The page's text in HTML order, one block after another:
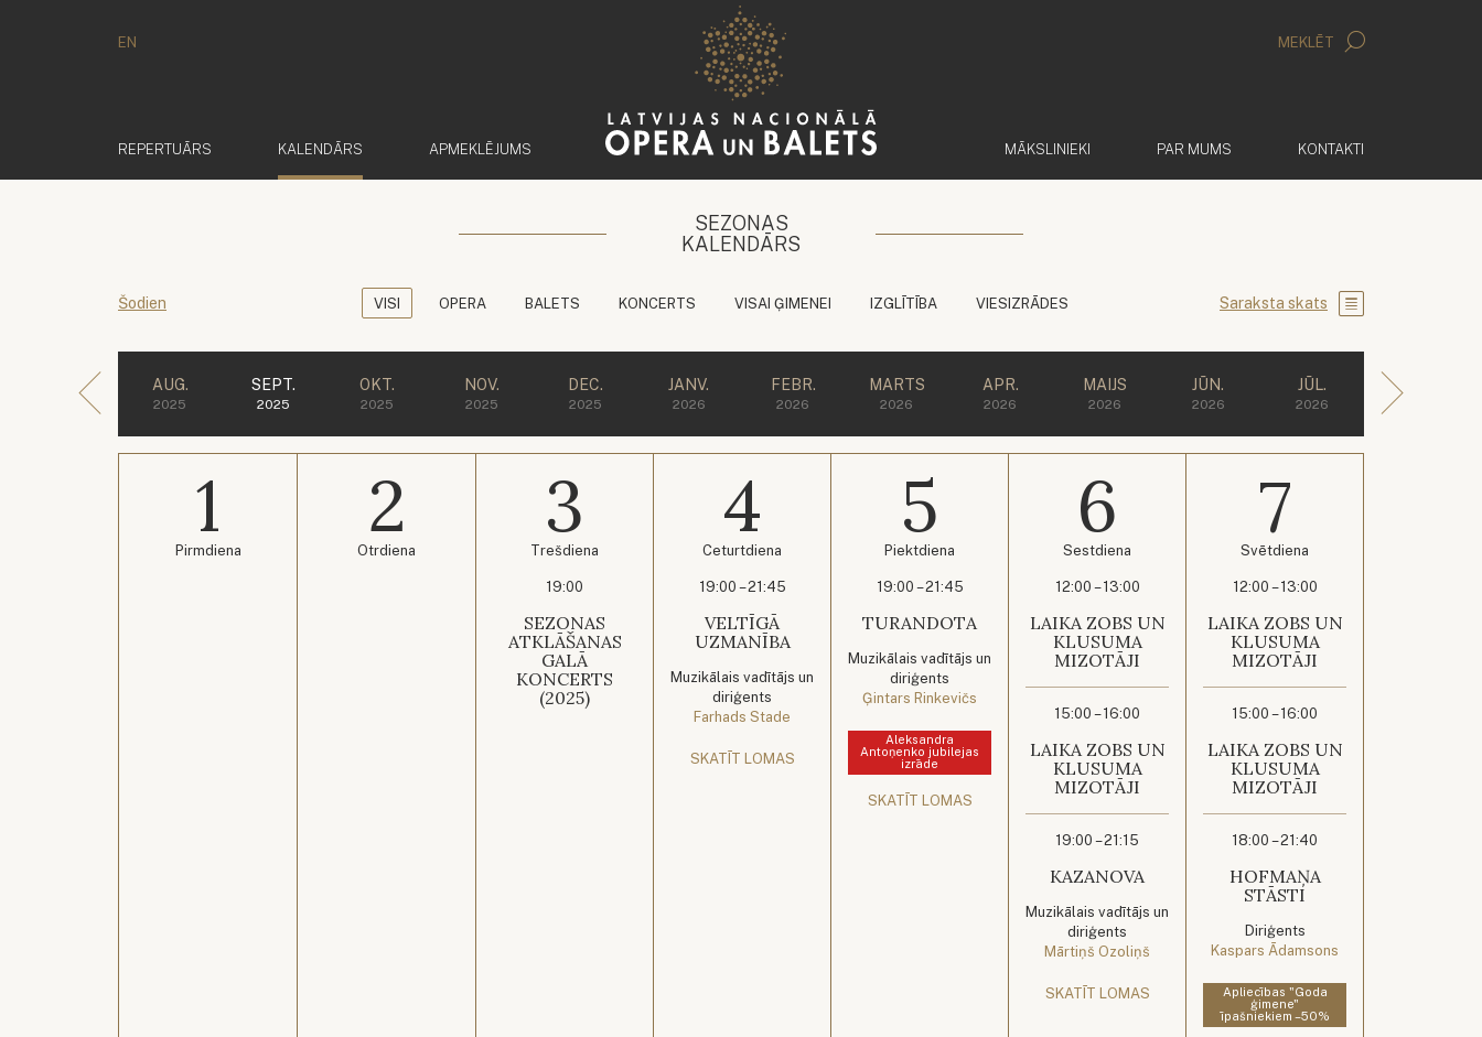
EN MEKLĒT
REPERTUĀRS KALENDĀRS APMEKLĒJUMS MĀKSLINIEKI PAR MUMS KONTAKTI
SEZONAS
KALENDĀRS
Šodien VISI OPERA BALETS KONCERTS VISAI ĢIMENEI IZGLĪTĪBA VIESIZRĀDES Saraksta skats
AUG.
2025
SEPT.
2025
OKT.
2025
NOV.
2025
DEC.
2025
JANV.
2026
FEBR.
2026
MARTS
2026
APR.
2026
MAIJS
2026
JŪN.
2026
JŪL.
2026
1
Pirmdiena 2
Otrdiena 3
Trešdiena
19:00
SEZONAS
ATKLĀŠANAS
GALĀ
KONCERTS
(2025)
4
Ceturtdiena
19:00 – 21:45
VELTĪGĀ
UZMANĪBA
Muzikālais vadītājs un
diriģents
Farhads Stade
SKATĪT LOMAS
5
Piektdiena
19:00 – 21:45
TURANDOTA
Muzikālais vadītājs un
diriģents
Ģintars Rinkevičs
Aleksandra
Antoņenko jubilejas
izrāde
SKATĪT LOMAS
6
Sestdiena
12:00 – 13:00
LAIKA ZOBS UN
KLUSUMA
MIZOTĀJI
15:00 – 16:00
LAIKA ZOBS UN
KLUSUMA
MIZOTĀJI
19:00 – 21:15
KAZANOVA
Muzikālais vadītājs un
diriģents
Mārtiņš Ozoliņš
SKATĪT LOMAS
7
Svētdiena
12:00 – 13:00
LAIKA ZOBS UN
KLUSUMA
MIZOTĀJI
15:00 – 16:00
LAIKA ZOBS UN
KLUSUMA
MIZOTĀJI
18:00 – 21:40
HOFMAŅA
STĀSTI
Diriģents
Kaspars Ādamsons
Apliecības "Goda
ģimene"
īpašniekiem –50%